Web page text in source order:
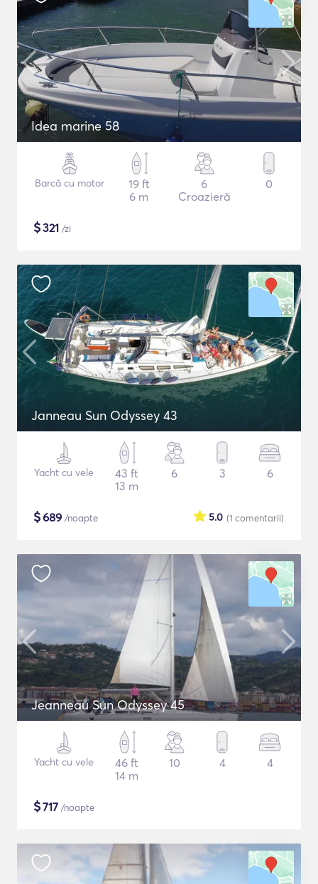
Idea marine 58
Barcă cu motor
19 ft
6 m
6
Croazieră
0
$321 /zi
Janneau Sun Odyssey 43
Yacht cu vele
43 ft
13 m
6 3 6
$689 /noapte (1 comentarii)
5.0
Jeanneau Sun Odyssey 45
Yacht cu vele
46 ft
14 m
10 4 4
$717 /noapte